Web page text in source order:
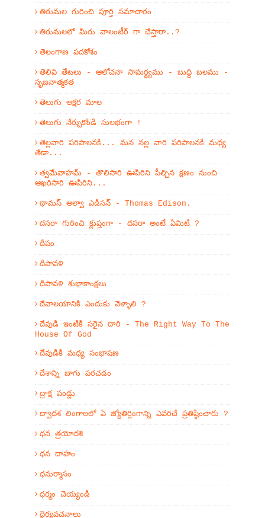
తిరుమల గురించి పూర్తి సమాచారం
తిరుమలలో మీరు వాలంటీర్ గా చేస్తారా..?
తెలంగాణ పదకోశం
తెలివి తేటలు - ఆలోచనా సామర్ధ్యము - బుద్ధి బలము -
సృజనాత్మకత
తెలుగు అక్షర మాల
తెలుగు నేర్చుకోండి సులభంగా !
తెల్లవారి పరిపాలనకి... మన నల్ల వారి పరిపాలనకి మధ్య
తేడా...
త్వమేవాహమ్‌ - తొలిసారి ఊపిరిని పీల్చిన క్షణం నుంచి
ఆఖరిసారి ఊపిరిని...
థామస్ అల్వా ఎడిసన్ - Thomas Edison.
దసరా గురించి క్లుప్తంగా - దసరా అంటే ఏమిటి ?
దీపం
దీపావళి
దీపావళి శుభాకాంక్షలు
దేవాలయానికి ఎందుకు వెళ్ళాలి ?
దేవుడి ఇంటికి సరైన దారి - The Right Way To The
House Of God
దేవుడికి మధ్య సంభాషణ
దేశాన్ని బాగు పరచడం
ద్రాక్ష పండ్లు
ద్వాదశ లింగాలలో ఏ జ్యోతిర్లింగాన్ని ఎవరిచే ప్రతిష్ఠించారు ?
ధన త్రయోదశి
ధన దాహం
ధనుర్మాసం
ధర్మం చెయ్యండి
ధైర్యవచనాలు